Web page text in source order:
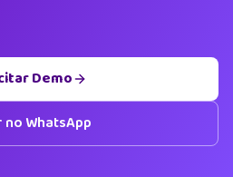
Demo
no WhatsApp